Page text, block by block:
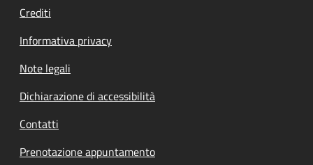
Crediti
Informativa privacy
Note legali
Dichiarazione di accessibilità
Contatti
Prenotazione appuntamento